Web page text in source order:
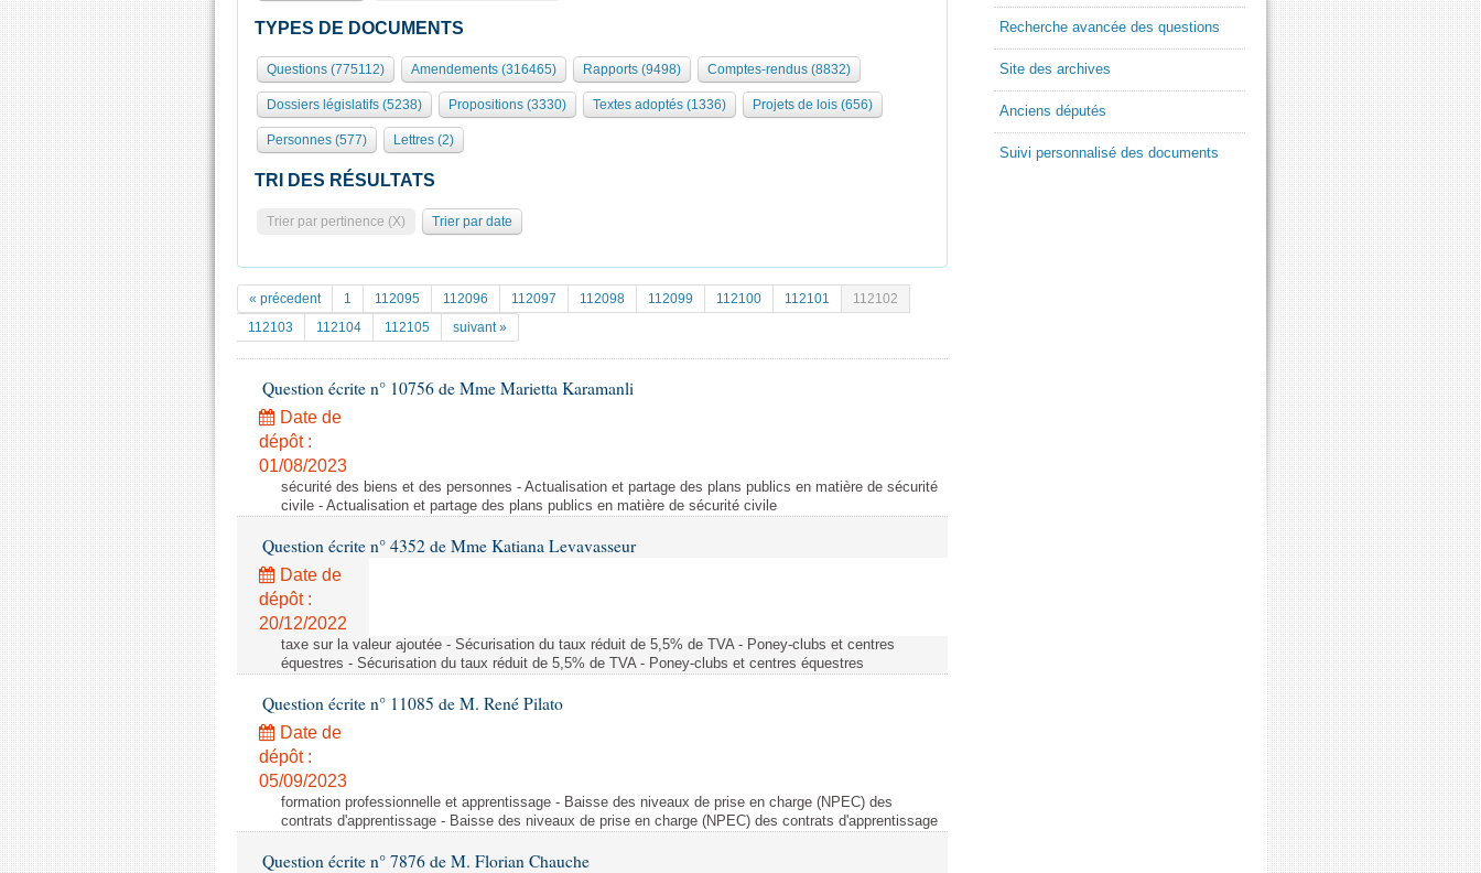
TYPES DE DOCUMENTS
Questions (775112) Amendements (316465) Rapports (9498) Comptes-rendus (8832)
Dossiers législatifs (5238) Propositions (3330) Textes adoptés (1336) Projets de lois (656)
Personnes (577) Lettres (2)
TRI DES RÉSULTATS
Trier par pertinence (X) Trier par date
« précedent 1 112095 112096 112097 112098 112099 112100 112101
112102
112103
112104 112105 suivant »
Question écrite n° 10756 de Mme Marietta Karamanli
Date de
dépôt :
01/08/2023
sécurité des biens et des personnes - Actualisation et partage des plans publics en matière de sécurité
civile - Actualisation et partage des plans publics en matière de sécurité civile
Question écrite n° 4352 de Mme Katiana Levavasseur
Date de
dépôt :
20/12/2022
taxe sur la valeur ajoutée - Sécurisation du taux réduit de 5,5% de TVA - Poney-clubs et centres
équestres - Sécurisation du taux réduit de 5,5% de TVA - Poney-clubs et centres équestres
Question écrite n° 11085 de M. René Pilato
Date de
dépôt :
05/09/2023
formation professionnelle et apprentissage - Baisse des niveaux de prise en charge (NPEC) des
contrats d'apprentissage - Baisse des niveaux de prise en charge (NPEC) des contrats d'apprentissage
Question écrite n° 7876 de M. Florian Chauche
Recherche avancée des questions
Site des archives
Anciens députés
Suivi personnalisé des documents